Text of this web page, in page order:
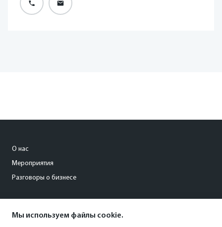
О нас
Мероприятия
Разговоры о бизнесе
+7 (495) 797-69-70
Мы используем файлы cookie.